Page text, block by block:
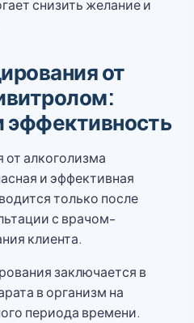
снизить желание и
от
эффективность
алкоголизма
и эффективная
только после
с врачом-
клиента.
заключается в
в организм на
периода времени.